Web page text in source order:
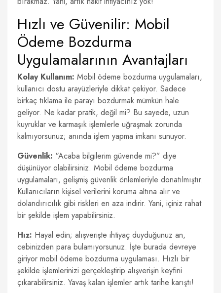
Hızlı ve Güvenilir: Mobil
Ödeme Bozdurma
Uygulamalarının Avantajları
Kolay Kullanım: Mobil ödeme bozdurma uygulamaları,
kullanıcı dostu arayüzleriyle dikkat çekiyor. Sadece
birkaç tıklama ile parayı bozdurmak mümkün hale
geliyor. Ne kadar pratik, değil mi? Bu sayede, uzun
kuyruklar ve karmaşık işlemlerle uğraşmak zorunda
kalmıyorsunuz; anında işlem yapma imkanı sunuyor.
Güvenlik: “Acaba bilgilerim güvende mi?” diye
düşünüyor olabilirsiniz. Mobil ödeme bozdurma
uygulamaları, gelişmiş güvenlik önlemleriyle donatılmıştır.
Kullanıcıların kişisel verilerini koruma altına alır ve
dolandırıcılık gibi riskleri en aza indirir. Yani, içiniz rahat
bir şekilde işlem yapabilirsiniz.
Hız: Hayal edin; alışverişte ihtiyaç duyduğunuz an,
cebinizden para bulamıyorsunuz. İşte burada devreye
giriyor mobil ödeme bozdurma uygulaması. Hızlı bir
şekilde işlemlerinizi gerçekleştirip alışverişin keyfini
çıkarabilirsiniz. Yavaş kalan işlemler artık tarihe karıştı!